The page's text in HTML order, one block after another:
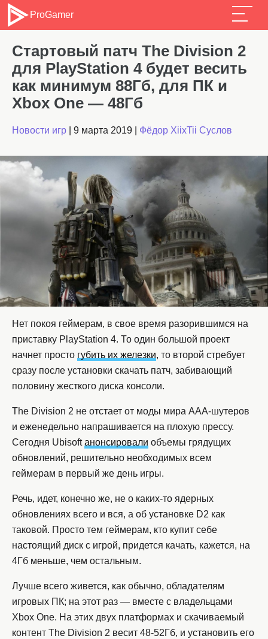
ProGamer
Стартовый патч The Division 2
для PlayStation 4 будет весить
как минимум 88Гб, для ПК и
Xbox One — 48Гб
Новости игр 9 марта 2019 Фёдор XiixTii Суслов
Нет покоя геймерам, в свое время разорившимся на
приставку PlayStation 4. То один большой проект
начнет просто губить их железки, то второй стребует
сразу после установки скачать патч, забивающий
половину жесткого диска консоли.
The Division 2 не отстает от моды мира ААА-шутеров
и еженедельно напрашивается на плохую прессу.
Сегодня Ubisoftанонсировали объемы грядущих
обновлений, решительно необходимых всем
геймерам в первый же день игры.
Речь, идет, конечно же, не о каких-то ядерных
обновлениях всего и вся, а об установке D2 как
таковой. Просто тем геймерам, кто купит себе
настоящий диск с игрой, придется качать, кажется, на
4Гб меньше, чем остальным.
Лучше всего живется, как обычно, обладателям
игровых ПК; на этот раз — вместе с владельцами
Xbox One. На этих двух платформах и скачиваемый
контент The Division 2 весит 48-52Гб, и установить его